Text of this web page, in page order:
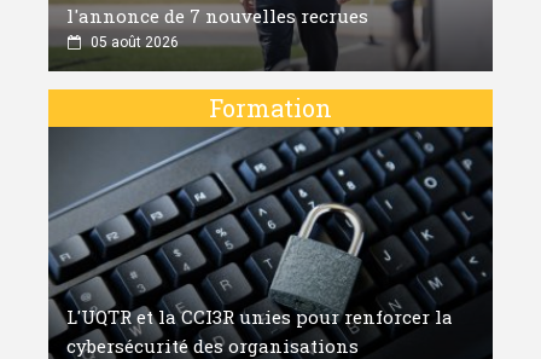
l'annonce de 7 nouvelles recrues
05 août 2026
Formation
L'UQTR et la CCI3R unies pour renforcer la
cybersécurité des organisations